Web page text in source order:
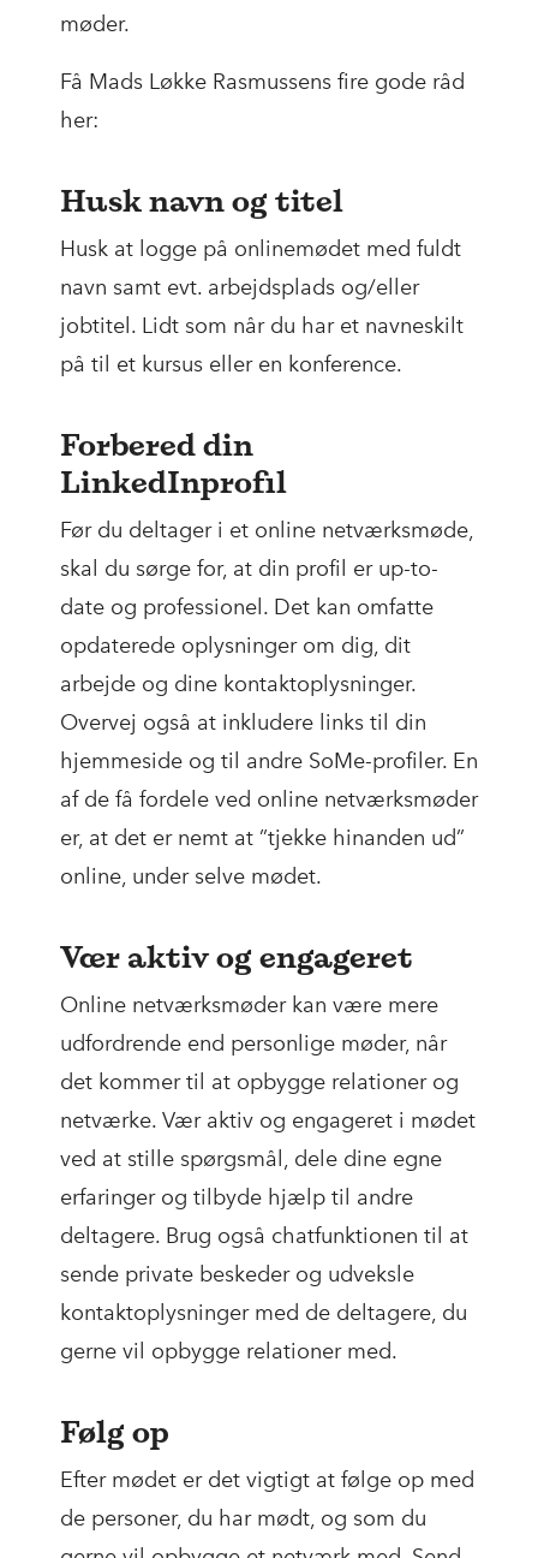
møder.
Få Mads Løkke Rasmussens fire gode råd
her:
Husk navn og titel
Husk at logge på onlinemødet med fuldt
navn samt evt. arbejdsplads og/eller
jobtitel. Lidt som når du har et navneskilt
på til et kursus eller en konference.
Forbered din
LinkedInprofil
Før du deltager i et online netværksmøde,
skal du sørge for, at din profil er up-to-
date og professionel. Det kan omfatte
opdaterede oplysninger om dig, dit
arbejde og dine kontaktoplysninger.
Overvej også at inkludere links til din
hjemmeside og til andre SoMe-profiler. En
af de få fordele ved online netværksmøder
er, at det er nemt at ”tjekke hinanden ud”
online, under selve mødet.
Vær aktiv og engageret
Online netværksmøder kan være mere
udfordrende end personlige møder, når
det kommer til at opbygge relationer og
netværke. Vær aktiv og engageret i mødet
ved at stille spørgsmål, dele dine egne
erfaringer og tilbyde hjælp til andre
deltagere. Brug også chatfunktionen til at
sende private beskeder og udveksle
kontaktoplysninger med de deltagere, du
gerne vil opbygge relationer med.
Følg op
Efter mødet er det vigtigt at følge op med
de personer, du har mødt, og som du